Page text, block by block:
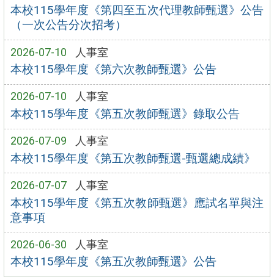
本校115學年度《第四至五次代理教師甄選》公告
（一次公告分次招考）
2026-07-10 人事室
本校115學年度《第六次教師甄選》公告
2026-07-10 人事室
本校115學年度《第五次教師甄選》錄取公告
2026-07-09 人事室
本校115學年度《第五次教師甄選-甄選總成績》
2026-07-07 人事室
本校115學年度《第五次教師甄選》應試名單與注
意事項
2026-06-30 人事室
本校115學年度《第五次教師甄選》公告